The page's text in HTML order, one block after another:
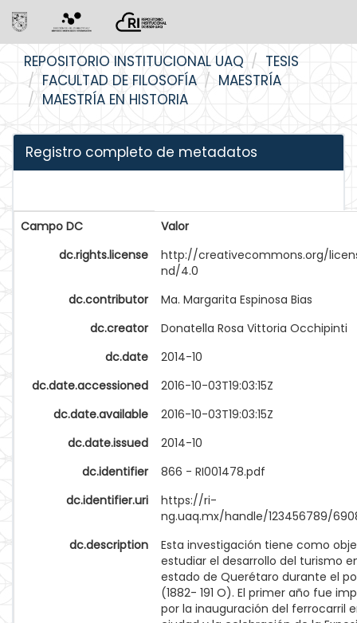
navigation
REPOSITORIO INSTITUCIONAL UAQ
TESIS
FACULTAD DE FILOSOFÍA
MAESTRÍA
MAESTRÍA EN HISTORIA
Registro completo de metadatos
Campo DC
Valor
dc.rights.license
http://creativecommons.org/
nd/4.0
dc.contributor
Ma. Margarita Espinosa Bias
dc.creator
Donatella Rosa Vittoria Occhipinti
dc.date
2014-10
dc.date.accessioned
2016-10-03T19:03:15Z
dc.date.available
2016-10-03T19:03:15Z
dc.date.issued
2014-10
dc.identifier
866 - RI001478.pdf
dc.identifier.uri
https://ri-
ng.uaq.mx/handle/123456789/
dc.description
Esta investigación tiene como
estudiar el desarrollo del turismo
estado de Querétaro durante el
(1882- 191 O). El primer año fue
por la inauguración del ferrocarril